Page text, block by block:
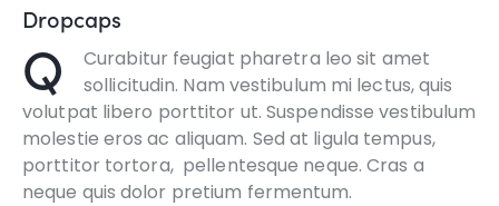
Dropcaps
Q
Curabitur feugiat pharetra leo sit amet
sollicitudin. Nam vestibulum mi lectus, quis
volutpat libero porttitor ut. Suspendisse vestibulum
molestie eros ac aliquam. Sed at ligula tempus,
porttitor tortora, pellentesque neque. Cras a
neque quis dolor pretium fermentum.